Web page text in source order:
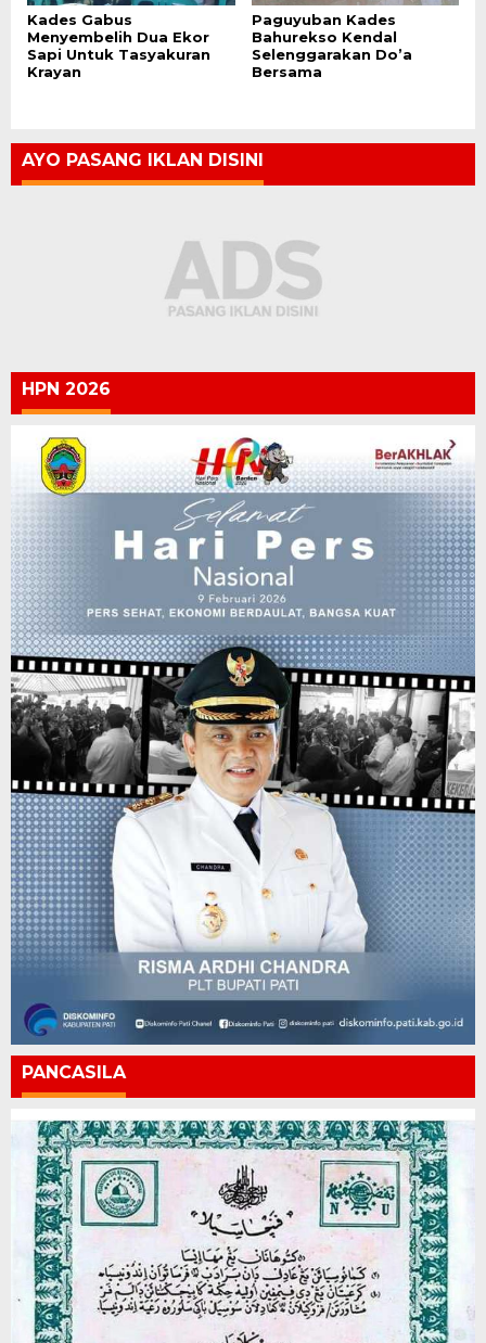
Kades Gabus
Menyembelih Dua Ekor
Sapi Untuk Tasyakuran
Krayan
Paguyuban Kades
Bahurekso Kendal
Selenggarakan Do’a
Bersama
AYO PASANG IKLAN DISINI
HPN 2026
PANCASILA